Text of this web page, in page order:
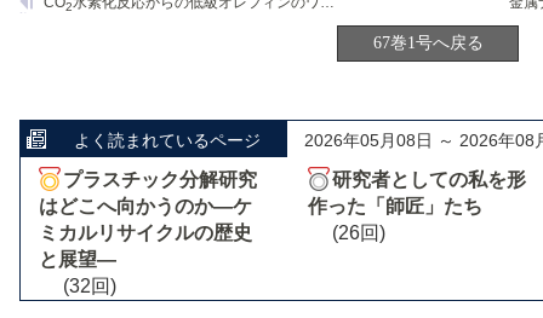
2
67巻1号へ戻る
よく読まれているページ 2026年05月08日 ～ 2026年08
プラスチック分解研究
はどこへ向かうのか―ケ
ミカルリサイクルの歴史
と展望―
(32回)
研究者としての私を形
作った「師匠」たち
(26回)